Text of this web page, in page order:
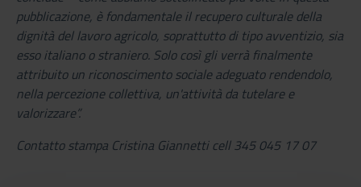
pubblicazione, è fondamentale il recupero culturale della
dignità del lavoro agricolo, soprattutto di tipo avventizio, sia
esso italiano o straniero. Solo così gli verrà finalmente
attribuito un riconoscimento sociale adeguato rendendolo,
nella percezione collettiva, un'attività da tutelare e
valorizzare”.
Contatto stampa Cristina Giannetti cell 345 045 17 07